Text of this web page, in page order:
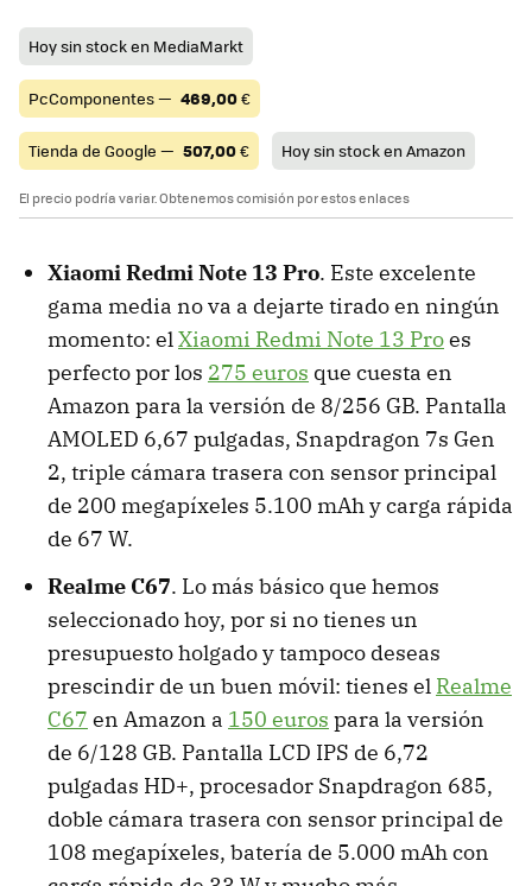
Hoy sin stock en MediaMarkt
PcComponentes — 469,00€
Tienda de Google — 507,00€ Hoy sin stock en Amazon
El precio podría variar. Obtenemos comisión por estos enlaces
Xiaomi Redmi Note 13 Pro. Este excelente
gama media no va a dejarte tirado en ningún
momento: elXiaomi Redmi Note 13 Proes
perfecto por los 275 euros que cuesta en
Amazon para la versión de 8/256 GB. Pantalla
AMOLED 6,67 pulgadas, Snapdragon 7s Gen
2, triple cámara trasera con sensor principal
de 200 megapíxeles 5.100 mAh y carga rápida
de 67 W.
Realme C67. Lo más básico que hemos
seleccionado hoy, por si no tienes un
presupuesto holgado y tampoco deseas
prescindir de un buen móvil: tienes el Realme
C67 en Amazon a 150 euros para la versión
de 6/128 GB. Pantalla LCD IPS de 6,72
pulgadas HD+, procesador Snapdragon 685,
doble cámara trasera con sensor principal de
108 megapíxeles, batería de 5.000 mAh con